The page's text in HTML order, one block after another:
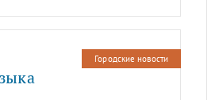
Городские новости